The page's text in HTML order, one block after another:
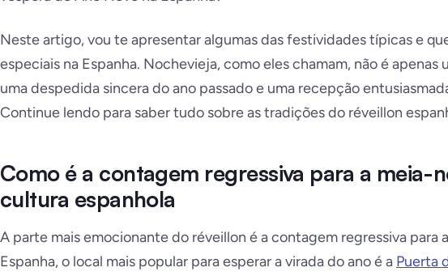
Neste artigo, vou te apresentar algumas das festividades típicas e
especiais na Espanha. Nochevieja, como eles chamam, não é apenas
uma despedida sincera do ano passado e uma recepção
Continue lendo para saber tudo sobre as tradições do réveillon
Como é a contagem regressiva para a meia-
cultura espanhola
A parte mais emocionante do réveillon é a contagem regressiva para
Espanha, o local mais popular para esperar a virada do ano é a Puerta